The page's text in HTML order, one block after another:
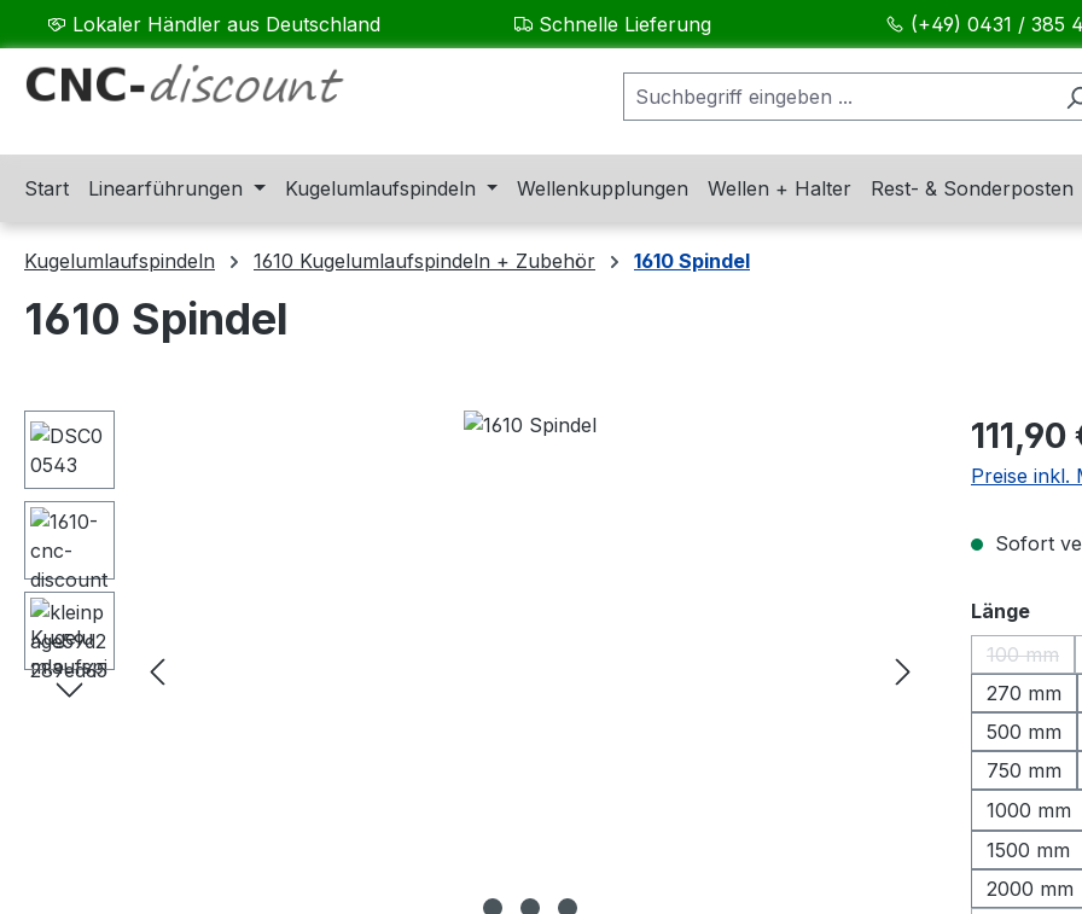
Hauptinhalt springen
Zur Suche springen
Zur Hauptnavigation springen
Lokaler Händler aus Deutschland Schnelle Lieferung (+49) 0431 / 385
Start Linearführungen Kugelumlaufspindeln Wellenkupplungen Wellen + Halter Rest- & Sonderposten
Kugelumlaufspindeln 1610 Kugelumlaufspindeln + Zubehör 1610 Spindel
1610 Spindel
Bildergalerie überspringen Regulärer
111,90
Preise inkl.
Sofort
Länge
100 mm
(Diese
270 mm
500 mm
750 mm
1000 mm
1500 mm
2000 mm